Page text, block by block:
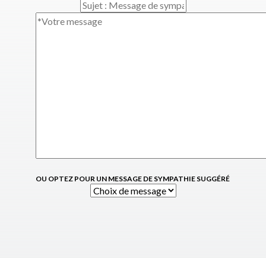
OU OPTEZ POUR UN MESSAGE DE SYMPATHIE SUGGÉRÉ